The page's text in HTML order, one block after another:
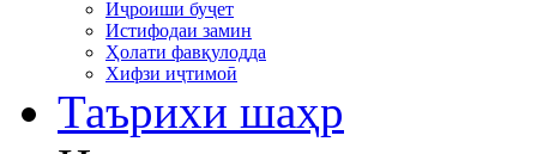
Иҷроиши буҷет
Истифодаи замин
Ҳолати фавқулодда
Хифзи иҷтимоӣ
Таърихи шаҳр